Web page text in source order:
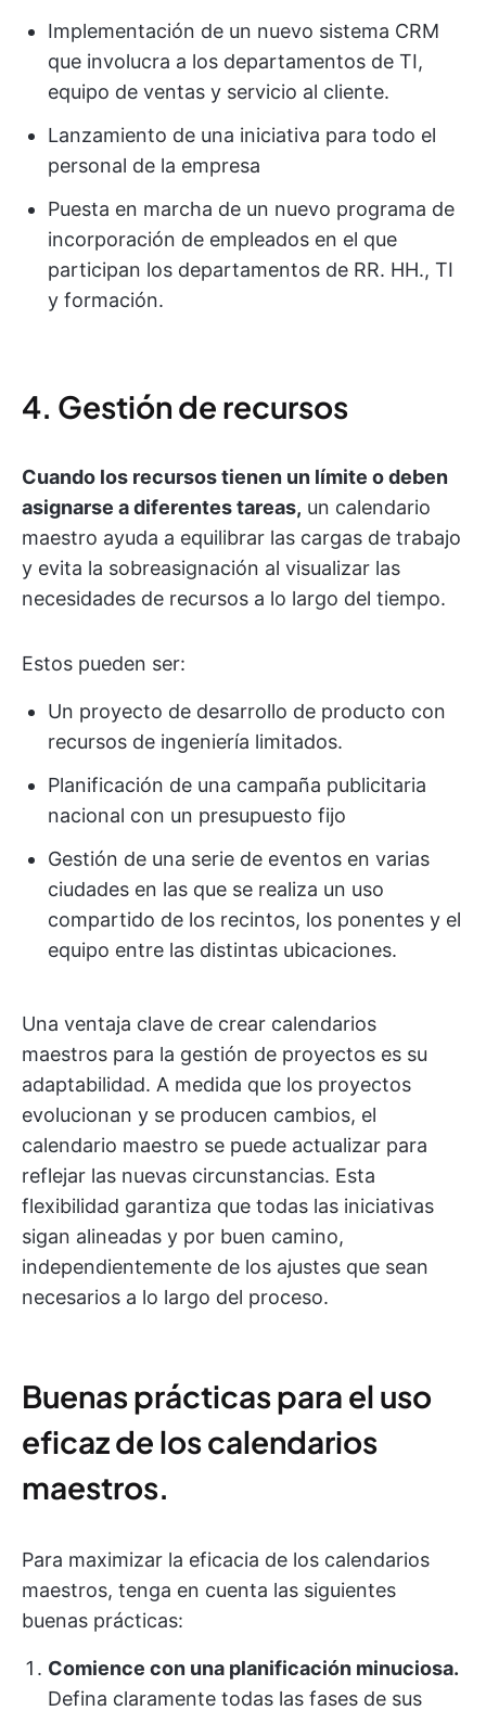
Implementación de un nuevo sistema CRM
que involucra a los departamentos de TI,
equipo de ventas y servicio al cliente.
Lanzamiento de una iniciativa para todo el
personal de la empresa
Puesta en marcha de un nuevo programa de
incorporación de empleados en el que
participan los departamentos de RR. HH., TI
y formación.
4. Gestión de recursos
Cuando los recursos tienen un límite o deben
asignarse a diferentes tareas, un calendario
maestro ayuda a equilibrar las cargas de trabajo
y evita la sobreasignación al visualizar las
necesidades de recursos a lo largo del tiempo.
Estos pueden ser:
Un proyecto de desarrollo de producto con
recursos de ingeniería limitados.
Planificación de una campaña publicitaria
nacional con un presupuesto fijo
Gestión de una serie de eventos en varias
ciudades en las que se realiza un uso
compartido de los recintos, los ponentes y el
equipo entre las distintas ubicaciones.
Una ventaja clave de crear calendarios
maestros para la gestión de proyectos es su
adaptabilidad. A medida que los proyectos
evolucionan y se producen cambios, el
calendario maestro se puede actualizar para
reflejar las nuevas circunstancias. Esta
flexibilidad garantiza que todas las iniciativas
sigan alineadas y por buen camino,
independientemente de los ajustes que sean
necesarios a lo largo del proceso.
Buenas prácticas para el uso
eficaz de los calendarios
maestros.
Para maximizar la eficacia de los calendarios
maestros, tenga en cuenta las siguientes
buenas prácticas:
Comience con una planificación minuciosa.
Defina claramente todas las fases de sus